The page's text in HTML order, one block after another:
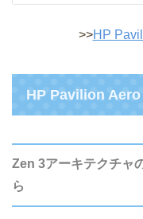
>>HP
HP Pavilion Aero
Zen 3アーキテクチャ
ら